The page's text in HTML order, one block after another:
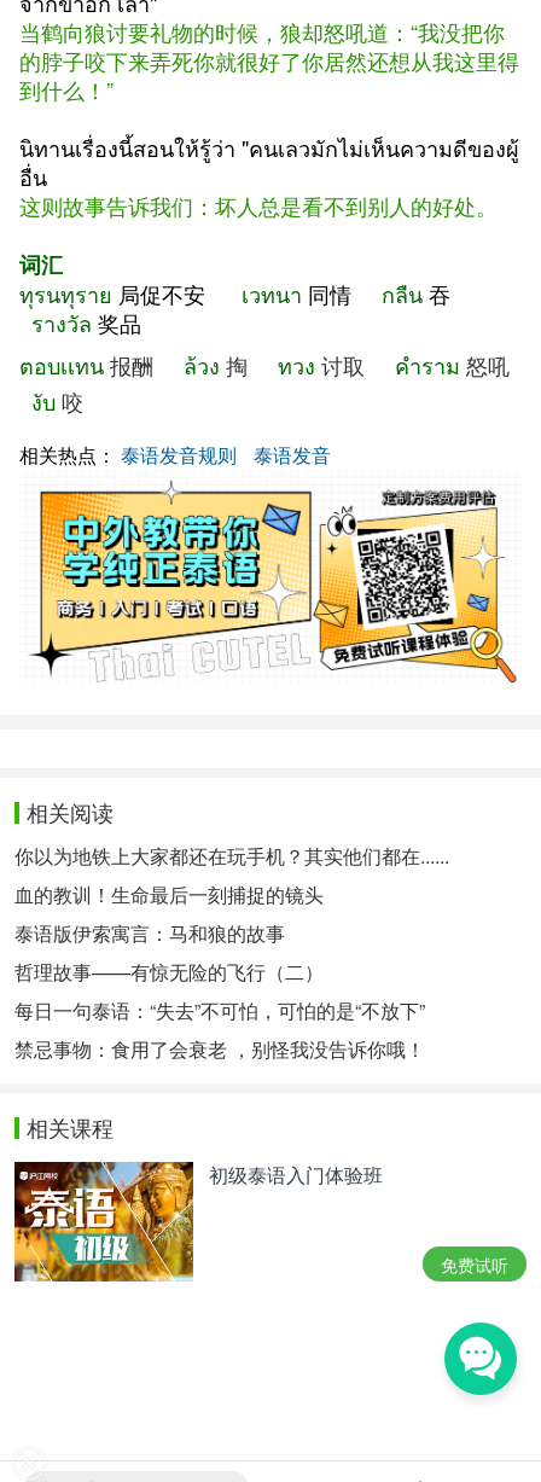
当鹤向狼讨要礼物的时候，狼却怒吼道：“我没把你
的脖子咬下来弄死你就很好了你居然还想从我这里得
到什么！”
นิทานเรื่องนี้สอนให้รู้ว่า "คนเลวมักไม่เห็นความดีของผู้
อื่น
这则故事告诉我们：坏人总是看不到别人的好处。
词汇
ทุรนทุราย 局促不安 เวทนา 同情 กลืน吞
รางวัล 奖品
ตอบเเทน报酬 ล้วง 掏 ทวง 讨取 คำราม 怒吼
งับ咬
相关热点： 泰语发音规则 泰语发音
相关阅读
你以为地铁上大家都还在玩手机？其实他们都在......
血的教训！生命最后一刻捕捉的镜头
泰语版伊索寓言：马和狼的故事
哲理故事——有惊无险的飞行（二）
每日一句泰语：“失去”不可怕，可怕的是“不放下”
禁忌事物：食用了会衰老 ，别怪我没告诉你哦！
相关课程
初级泰语入门体验班
免费试听